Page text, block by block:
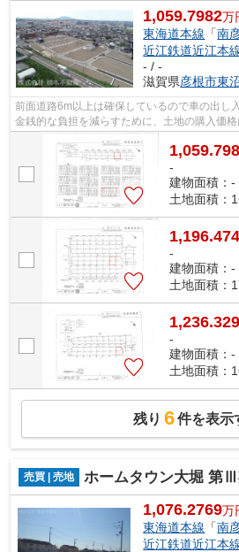
1,059.7982万
東海道本線 「南
近江鉄道近江本
- / -
滋賀県彦根市東
前面道路6m以上は確保しているので車の出し
金銭的な負担を減らすために、土地の購入価
は1059.7982万円になります。綺麗に整...
-
建物面積：-
土地面積：
-
建物面積：-
土地面積：
-
建物面積：-
土地面積：
残り 6件を表示
売買 | 売地 ホームタウン大堀 第Ⅲ
1,076.2769万
東海道本線 「南
近江鉄道近江本